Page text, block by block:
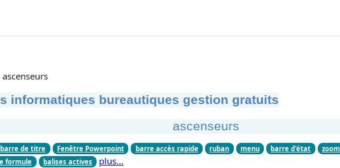
ascenseurs
informatiques bureautiques gestion gratuits
ascenseurs
barre de titre Fenêtre Powerpoint barre accès rapide ruban menu barre d'état
zoom
formule
balises actives plus…